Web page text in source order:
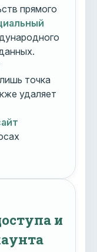
прямого
точка
удаляет
и